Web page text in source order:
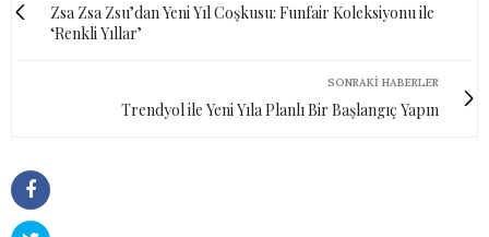
Zsa Zsa Zsu’dan Yeni Yıl Coşkusu: Funfair Koleksiyonu ile
‘Renkli Yıllar’
SONRAKI HABERLER
Trendyol ile Yeni Yıla Planlı Bir Başlangıç Yapın